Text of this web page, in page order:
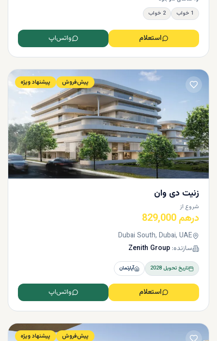
1 خواب
2 خواب
استعلام واتس‌اپ
پیش‌فروش پیشنهاد ویژه
زنیت دی وان
شروع از
درهم 829,000
Dubai South, Dubai, UAE
سازنده: Zenith Group
تاریخ تحویل2028 آپارتمان
استعلام واتس‌اپ
پیش‌فروش پیشنهاد ویژه